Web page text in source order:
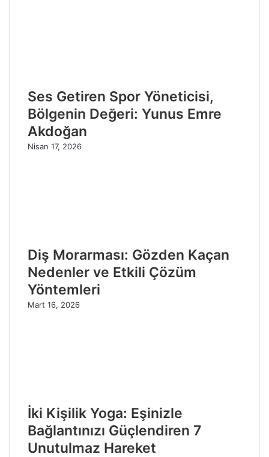
Ses Getiren Spor Yöneticisi,
Bölgenin Değeri: Yunus Emre
Akdoğan
Nisan 17, 2026
Diş Morarması: Gözden Kaçan
Nedenler ve Etkili Çözüm
Yöntemleri
Mart 16, 2026
İki Kişilik Yoga: Eşinizle
Bağlantınızı Güçlendiren 7
Unutulmaz Hareket